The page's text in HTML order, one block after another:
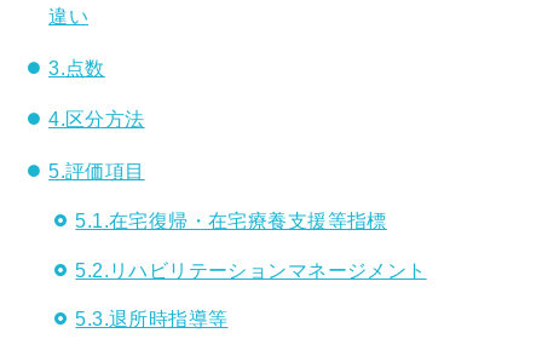
違い
3.点数
4.区分方法
5.評価項目
5.1.在宅復帰・在宅療養支援等指標
5.2.リハビリテーションマネージメント
5.3.退所時指導等